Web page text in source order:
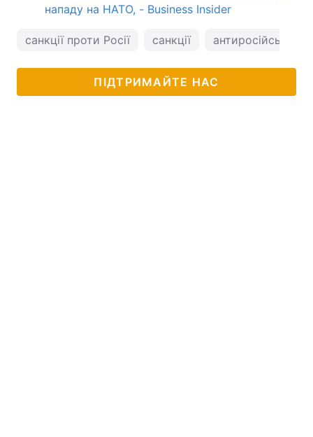
нападу на НАТО, - Business Insider
санкції проти Росії санкції антиросійські
ПІДТРИМАЙТЕ НАС